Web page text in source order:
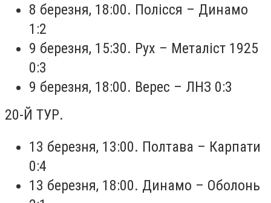
8 березня, 18:00. Полісся – Динамо
1:2
9 березня, 15:30. Рух – Металіст 1925
0:3
9 березня, 18:00. Верес – ЛНЗ 0:3
20-Й ТУР.
13 березня, 13:00. Полтава – Карпати
0:4
13 березня, 18:00. Динамо – Оболонь